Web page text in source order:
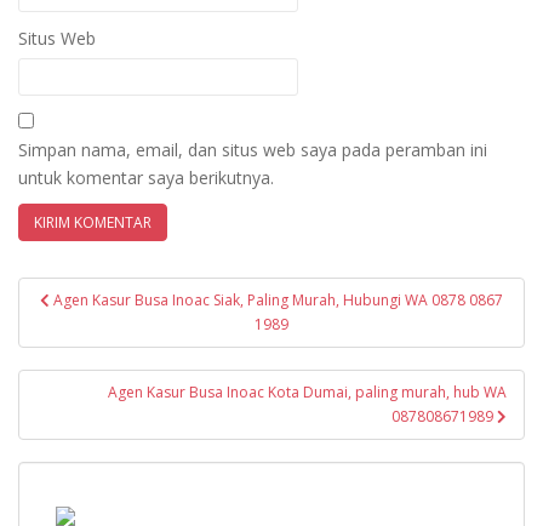
Situs Web
Simpan nama, email, dan situs web saya pada peramban ini
untuk komentar saya berikutnya.
Navigasi
Agen Kasur Busa Inoac Siak, Paling Murah, Hubungi WA 0878 0867
1989
Agen Kasur Busa Inoac Kota Dumai, paling murah, hub WA
087808671989